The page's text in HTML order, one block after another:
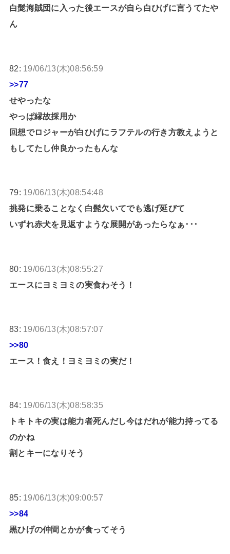
白髭海賊団に入った後エースが自ら白ひげに言うてたや
ん
82: 19/06/13(木)08:56:59
>>77
せやったな
やっぱ縁故採用か
回想でロジャーが白ひげにラフテルの行き方教えようと
もしてたし仲良かったもんな
79: 19/06/13(木)08:54:48
挑発に乗ることなく白髭欠いてでも逃げ延びて
いずれ赤犬を見返すような展開があったらなぁ･･･
80: 19/06/13(木)08:55:27
エースにヨミヨミの実食わそう！
83: 19/06/13(木)08:57:07
>>80
エース！食え！ヨミヨミの実だ！
84: 19/06/13(木)08:58:35
トキトキの実は能力者死んだし今はだれが能力持ってる
のかね
割とキーになりそう
85: 19/06/13(木)09:00:57
>>84
黒ひげの仲間とかが食ってそう